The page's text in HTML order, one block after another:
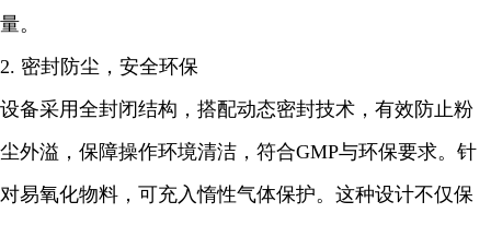
量。
2. 密封防尘，安全环保
设备采用全封闭结构，搭配动态密封技术，有效防止粉
尘外溢，保障操作环境清洁，符合GMP与环保要求。针
对易氧化物料，可充入惰性气体保护。这种设计不仅保